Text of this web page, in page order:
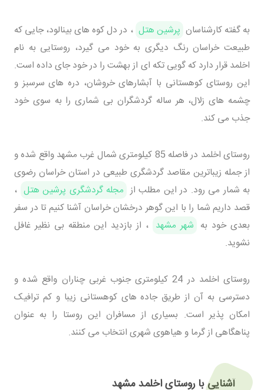
به گفته کارشناسان پرشین هتل ، در دل کوه های بینالود، جایی که
طبیعت خراسان رنگ دیگری به خود می گیرد، روستایی به نام
اخلمد قرار دارد که گویی تکه ای از بهشت را در خود جای داده است.
این روستای کوهستانی با آبشارهای خروشان، دره های سرسبز و
چشمه های زلال، هر ساله گردشگران بی شماری را به سوی خود
جذب می کند.
روستای اخلمد در فاصله 85 کیلومتری شمال غرب مشهد واقع شده و
از جمله زیباترین مقاصد گردشگری طبیعی در استان خراسان رضوی
به شمار می رود. در این مطلب از مجله گردشگری پرشین هتل ،
قصد داریم شما را با این گوهر درخشان خراسان آشنا کنیم تا در سفر
بعدی خود به شهر مشهد ، از بازدید این منطقه بی نظیر غافل
نشوید.
روستای اخلمد در 24 کیلومتری جنوب غربی چناران واقع شده و
دسترسی به آن از طریق جاده های کوهستانی زیبا و کم ترافیک
امکان پذیر است. بسیاری از مسافران این روستا را به عنوان
پناهگاهی از گرما و هیاهوی شهری انتخاب می کنند.
آشنایی با روستای اخلمد مشهد